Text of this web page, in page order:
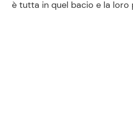
è tutta in quel bacio e la loro